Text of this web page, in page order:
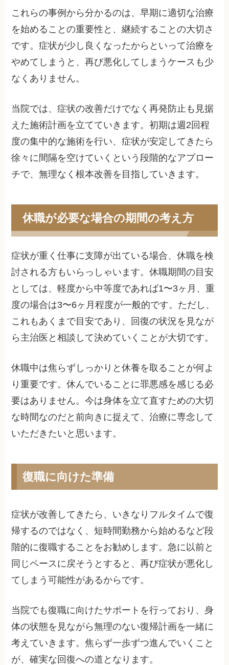
これらの事例から分かるのは、早期に適切な治療
を始めることの重要性と、継続することの大切さ
です。症状が少し良くなったからといって治療を
やめてしまうと、再び悪化してしまうケースも少
なくありません。
当院では、症状の改善だけでなく再発防止も見据
えた施術計画を立てていきます。初期は週2回程
度の集中的な施術を行い、症状が安定してきたら
徐々に間隔を空けていくという段階的なアプロー
チで、無理なく根本改善を目指していきます。
休職が必要な場合の期間の考え方
症状が重く仕事に支障が出ている場合、休職を検
討される方もいらっしゃいます。休職期間の目安
としては、軽度から中等度であれば1〜3ヶ月、重
度の場合は3〜6ヶ月程度が一般的です。ただし、
これもあくまで目安であり、回復の状況を見なが
ら主治医と相談して決めていくことが大切です。
休職中は焦らずしっかりと休養を取ることが何よ
り重要です。休んでいることに罪悪感を感じる必
要はありません。今は身体を立て直すための大切
な時間なのだと前向きに捉えて、治療に専念して
いただきたいと思います。
復職に向けた準備
症状が改善してきたら、いきなりフルタイムで復
帰するのではなく、短時間勤務から始めるなど段
階的に復職することをお勧めします。急に以前と
同じペースに戻そうとすると、再び症状が悪化し
てしまう可能性があるからです。
当院でも復職に向けたサポートを行っており、身
体の状態を見ながら無理のない復帰計画を一緒に
考えていきます。焦らず一歩ずつ進んでいくこと
が、確実な回復への道となります。